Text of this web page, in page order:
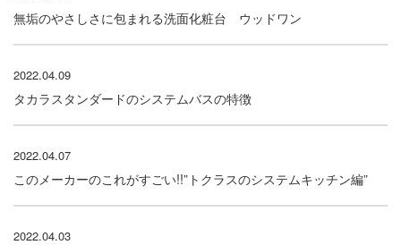
無垢のやさしさに包まれる洗面化粧台 ウッドワン
2022.04.09
タカラスタンダードのシステムバスの特徴
2022.04.07
このメーカーのこれがすごい!!”トクラスのシステムキッチン編”
2022.04.03